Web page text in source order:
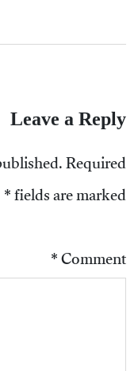
Leave a Reply
Required
fields are marked
*
Comment
*